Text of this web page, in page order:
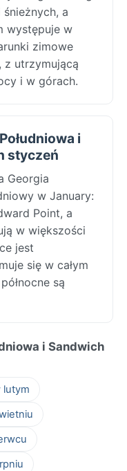
a
występuje w
zimowe
z utrzymującą
i w górach.
i
styczeń
Georgia
w January:
Point, a
w większości
jest
się w całym
są
i Sandwich
lutym